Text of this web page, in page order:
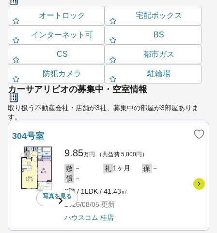
オートロック 宅配ボックス
インターネット可 BS
CS 都市ガス
防犯カメラ 駐輪場
カーサアリビオの募集中・空室情報
取り扱う不動産会社・店舗が3社、募集中の部屋が3部屋ありま
す。
304号室
写真を見る
9.85万円 （共益費 5,000円）
敷 － 礼 1ヶ月 保 －
償 －
3階 / 1LDK / 41.43㎡
2026/08/05 更新
ハウスコム 桂店